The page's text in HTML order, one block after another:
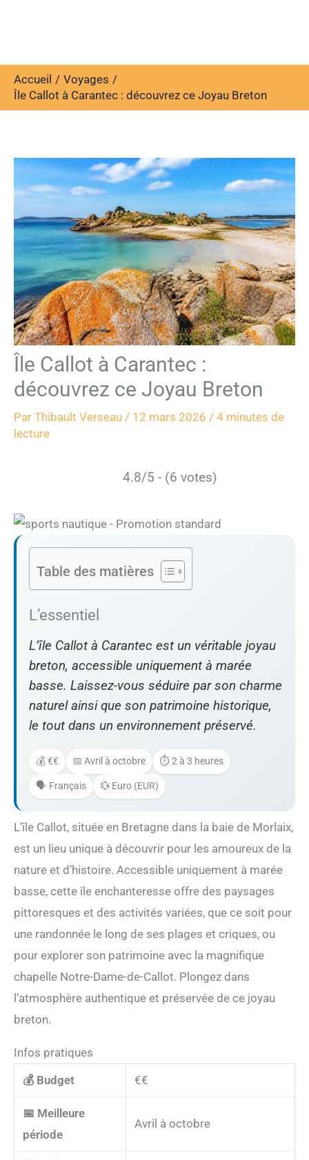
Accueil
Voyages
Île Callot à Carantec : découvrez ce Joyau Breton
Île Callot à Carantec :
découvrez ce Joyau Breton
Par Thibault Verseau / 12 mars 2026 / 4 minutes de
lecture
4.8/5 - (6 votes)
Table des matières
L’essentiel
L’île Callot à Carantec est un véritable joyau
breton, accessible uniquement à marée
basse. Laissez-vous séduire par son charme
naturel ainsi que son patrimoine historique,
le tout dans un environnement préservé.
💰 €€ 📅 Avril à octobre ⏱️ 2 à 3 heures
🗣️ Français 💱 Euro (EUR)
L’île Callot, située en Bretagne dans la baie de Morlaix,
est un lieu unique à découvrir pour les amoureux de la
nature et d’histoire. Accessible uniquement à marée
basse, cette île enchanteresse offre des paysages
pittoresques et des activités variées, que ce soit pour
une randonnée le long de ses plages et criques, ou
pour explorer son patrimoine avec la magnifique
chapelle Notre-Dame-de-Callot. Plongez dans
l’atmosphère authentique et préservée de ce joyau
breton.
Infos pratiques
💰 Budget
€€
📅 Meilleure
période
Avril à octobre